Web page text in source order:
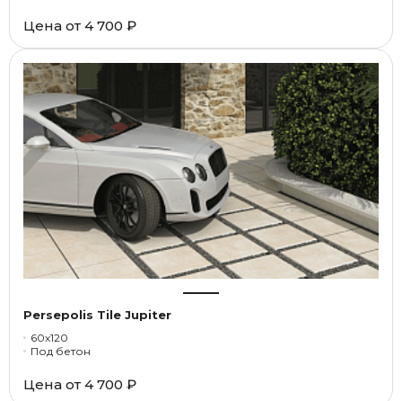
Цена от 4 700 ₽
Persepolis Tile Jupiter
60x120
Под бетон
Цена от 4 700 ₽